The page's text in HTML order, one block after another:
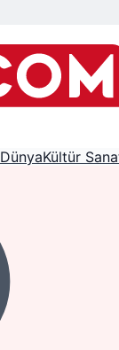
DünyaKültür